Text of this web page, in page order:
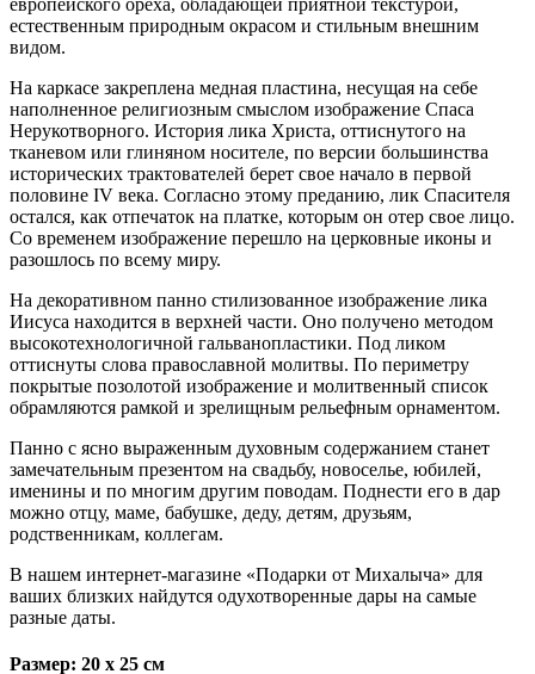
естественным природным окрасом и стильным внешним
видом.
На каркасе закреплена медная пластина, несущая на себе
наполненное религиозным смыслом изображение Спаса
Нерукотворного. История лика Христа, оттиснутого на
тканевом или глиняном носителе, по версии большинства
исторических трактователей берет свое начало в первой
половине IV века. Согласно этому преданию, лик Спасителя
остался, как отпечаток на платке, которым он отер свое лицо.
Со временем изображение перешло на церковные иконы и
разошлось по всему миру.
На декоративном панно стилизованное изображение лика
Иисуса находится в верхней части. Оно получено методом
высокотехнологичной гальванопластики. Под ликом
оттиснуты слова православной молитвы. По периметру
покрытые позолотой изображение и молитвенный список
обрамляются рамкой и зрелищным рельефным орнаментом.
Панно с ясно выраженным духовным содержанием станет
замечательным презентом на свадьбу, новоселье, юбилей,
именины и по многим другим поводам. Поднести его в дар
можно отцу, маме, бабушке, деду, детям, друзьям,
родственникам, коллегам.
В нашем интернет-магазине «Подарки от Михалыча» для
ваших близких найдутся одухотворенные дары на самые
разные даты.
Размер: 20 х 25 см